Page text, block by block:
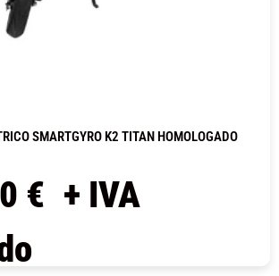
SMARTGYRO K2 TITAN HOMOLOGADO
€ + IVA